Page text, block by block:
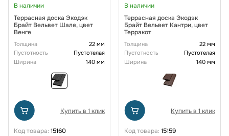
В наличии
Террасная доска Экодэк
Брайт Вельвет Шале, цвет
Венге
Толщина
22 мм
Пустотность
Пустотелая
Ширина
140 мм
Купить в 1 клик
Код товара: 15160
В наличии
Террасная доска Экодэк
Брайт Вельвет Кантри, цвет
Терракот
Толщина
22 мм
Пустотность
Пустотелая
Ширина
140 мм
Купить в 1 клик
Код товара: 15159